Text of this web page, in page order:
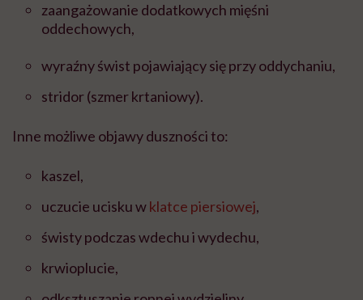
zaangażowanie dodatkowych mięśni
oddechowych,
wyraźny świst pojawiający się przy oddychaniu,
stridor (szmer krtaniowy).
Inne możliwe objawy duszności to:
kaszel,
uczucie ucisku wklatce piersiowej,
świsty podczas wdechu i wydechu,
krwioplucie,